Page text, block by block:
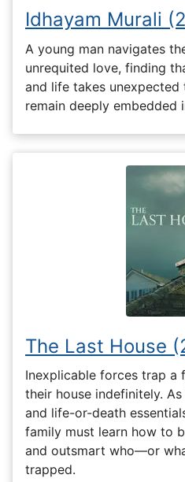
Idhayam Murali
A young man navigates
unrequited love, finding
and life takes
remain deeply embedded
The Last House
Inexplicable forces trap a
their house indefinitely.
and life-or-death
family must learn how to
and outsmart who—or
trapped.